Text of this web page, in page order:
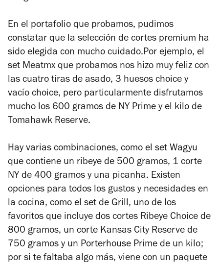
En el portafolio que probamos, pudimos
constatar que la selección de cortes premium ha
sido elegida con mucho cuidado.Por ejemplo, el
set Meatmx que probamos nos hizo muy feliz con
las cuatro tiras de asado, 3 huesos choice y
vacío choice, pero particularmente disfrutamos
mucho los 600 gramos de NY Prime y el kilo de
Tomahawk Reserve.
Hay varias combinaciones, como el set Wagyu
que contiene un ribeye de 500 gramos, 1 corte
NY de 400 gramos y una picanha. Existen
opciones para todos los gustos y necesidades en
la cocina, como el set de Grill, uno de los
favoritos que incluye dos cortes Ribeye Choice de
800 gramos, un corte Kansas City Reserve de
750 gramos y un Porterhouse Prime de un kilo;
por si te faltaba algo más, viene con un paquete